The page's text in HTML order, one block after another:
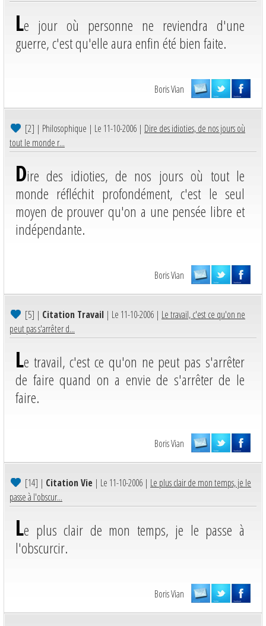
Le jour où personne ne reviendra d'une
guerre, c'est qu'elle aura enfin été bien faite.
Boris Vian
[2] | Philosophique | Le 11-10-2006 | Dire des idioties, de nos jours où
tout le monde r...
Dire des idioties, de nos jours où tout le
monde réfléchit profondément, c'est le seul
moyen de prouver qu'on a une pensée libre et
indépendante.
Boris Vian
[5] | Citation Travail | Le 11-10-2006 | Le travail, c'est ce qu'on ne
peut pas s'arrêter d...
Le travail, c'est ce qu'on ne peut pas s'arrêter
de faire quand on a envie de s'arrêter de le
faire.
Boris Vian
[14] | Citation Vie | Le 11-10-2006 | Le plus clair de mon temps, je le
passe à l'obscur...
Le plus clair de mon temps, je le passe à
l'obscurcir.
Boris Vian